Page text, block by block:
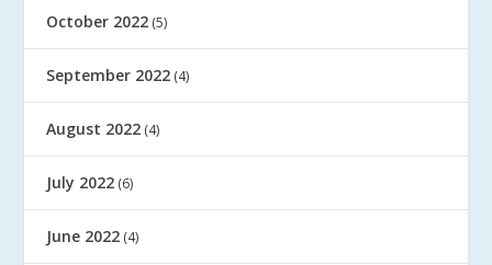
October 2022 (5)
September 2022 (4)
August 2022 (4)
July 2022 (6)
June 2022 (4)